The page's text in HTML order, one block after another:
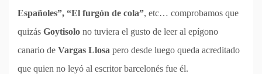
Españoles”, “El furgón de cola”, etc… comprobamos que
quizás Goytisolo no tuviera el gusto de leer al epígono
canario de Vargas Llosa pero desde luego queda acreditado
que quien no leyó al escritor barcelonés fue él.